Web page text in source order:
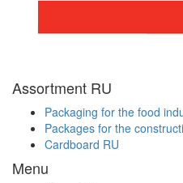
Assortment RU
Packaging for the food
Packages for the
Cardboard RU
Menu